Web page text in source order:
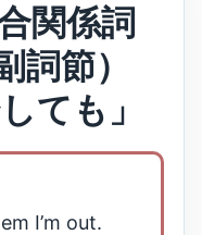
関係詞
節）
ても」
I’m out.